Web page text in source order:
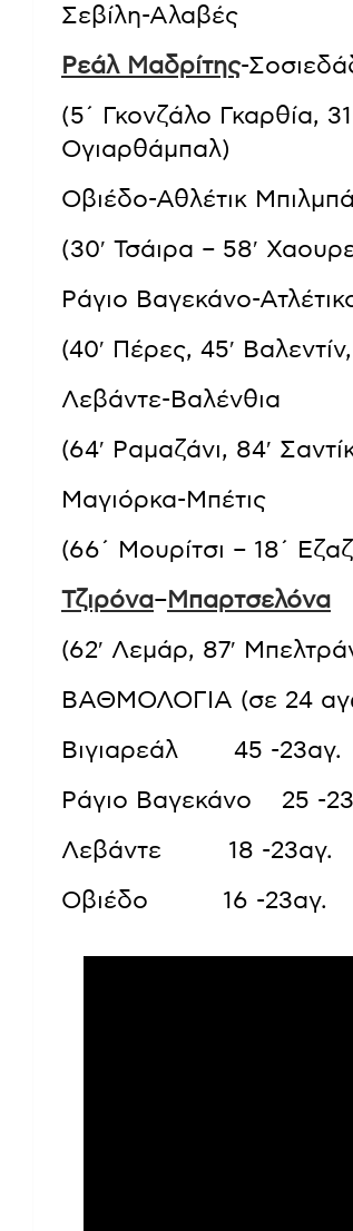
Σεβίλη-Αλαβές
Ρεάλ Μαδρίτης-
(5΄ Γκονζάλο Γκαρθία,
Ογιαρθάμπαλ)
Οβιέδο-Αθλέτικ
(30′ Τσάιρα – 58′
Ράγιο Βαγεκάνο-
(40′ Πέρες, 45′
Λεβάντε-
(64′ Ραμαζάνι, 84′
Μαγιόρκα-Μπέτις
(66΄ Μουρίτσι – 18΄
Τζιρόνα–Μπαρτσελόνα
(62′ Λεμάρ, 87′
ΒΑΘΜΟΛΟΓΙΑ (σε 24
Βιγιαρεάλ 45 -23αγ.
Ράγιο Βαγεκάνο 25 -
Λεβάντε 18 -23αγ.
Οβιέδο 16 -23αγ.